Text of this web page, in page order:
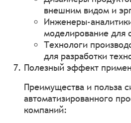
внешним видом и
Инженеры-
моделирование для
Технологи
для разработки
Полезный эффект
Преимущества и польза
автоматизированного
компаний: